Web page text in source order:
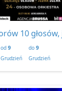
od 9
Grudzień
do 9
Grudzień